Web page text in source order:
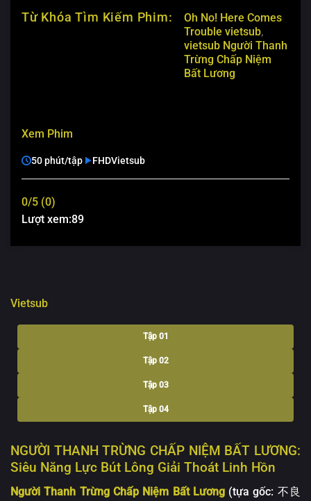
Từ Khóa Tìm Kiếm Phim:
Oh No! Here Comes
Trouble vietsub,
vietsub Người Thanh
Trừng Chấp Niệm
Bất Lương
Xem Phim
50 phút/tập FHDVietsub
0/5 (0)
Lượt xem:89
Vietsub
Tập 01
Tập 02
Tập 03
Tập 04
Tập 06
NGƯỜI THANH TRỪNG CHẤP NIỆM BẤT LƯƠNG:
Siêu Năng Lực Bút Lông Giải Thoát Linh Hồn
Người Thanh Trừng Chấp Niệm Bất Lương(tựa gốc: 不良